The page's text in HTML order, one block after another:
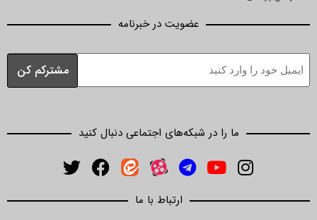
عضویت در خبرنامه
ما را در شبکه‌های اجتماعی دنبال کنید
ارتباط با ما